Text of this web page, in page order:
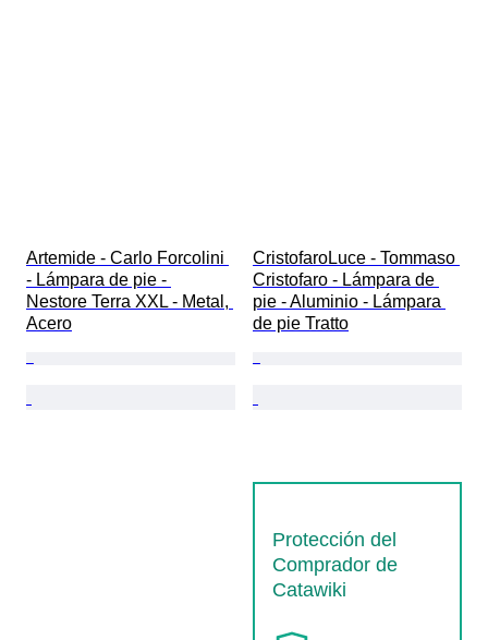
Artemide - Carlo Forcolini
- Lámpara de pie -
Nestore Terra XXL - Metal,
Acero
CristofaroLuce - Tommaso
Cristofaro - Lámpara de
pie - Aluminio - Lámpara
de pie Tratto
Protección del
Comprador de
Catawiki